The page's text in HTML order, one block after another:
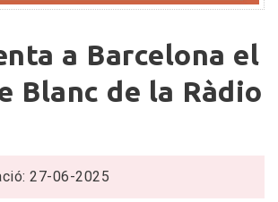
a Barcelona el
Blanc de la Ràdio
27-06-2025